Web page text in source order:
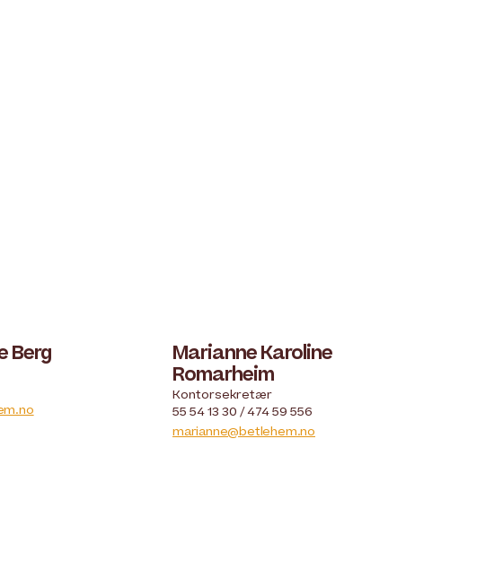
Berg
Marianne Karoline
Romarheim
Kontorsekretær
55 54 13 30 / 474 59 556
marianne@betlehem.no